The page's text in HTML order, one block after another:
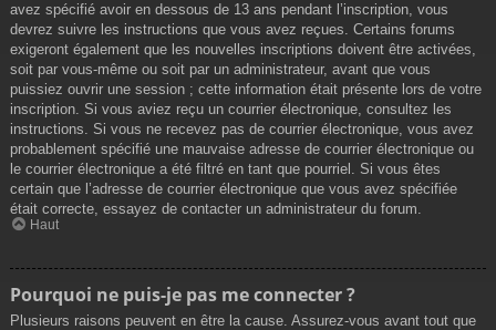
avez spécifié avoir en dessous de 13 ans pendant l’inscription, vous
devrez suivre les instructions que vous avez reçues. Certains forums
exigeront également que les nouvelles inscriptions doivent être activées,
soit par vous-même ou soit par un administrateur, avant que vous
puissiez ouvrir une session ; cette information était présente lors de votre
inscription. Si vous aviez reçu un courrier électronique, consultez les
instructions. Si vous ne recevez pas de courrier électronique, vous avez
probablement spécifié une mauvaise adresse de courrier électronique ou
le courrier électronique a été filtré en tant que pourriel. Si vous êtes
certain que l’adresse de courrier électronique que vous avez spécifiée
était correcte, essayez de contacter un administrateur du forum.
Haut
Pourquoi ne puis-je pas me connecter ?
Plusieurs raisons peuvent en être la cause. Assurez-vous avant tout que